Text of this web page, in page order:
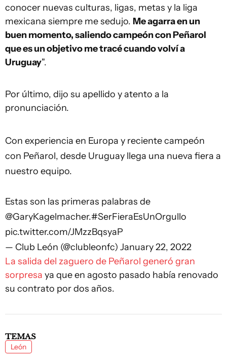
conocer nuevas culturas, ligas, metas y la liga
mexicana siempre me sedujo. Me agarra en un
buen momento, saliendo campeón con Peñarol
que es un objetivo me tracé cuando volví a
Uruguay".
Por último, dijo su apellido y atento a la
pronunciación.
Con experiencia en Europa y reciente campeón
con Peñarol, desde Uruguay llega una nueva fiera a
nuestro equipo.
Estas son las primeras palabras de
@GaryKagelmacher.#SerFieraEsUnOrgullo
pic.twitter.com/JMzzBqsyaP
— Club León (@clubleonfc) January 22, 2022
La salida del zaguero de Peñarol generó gran
sorpresa ya que en agosto pasado había renovado
su contrato por dos años.
TEMAS
León